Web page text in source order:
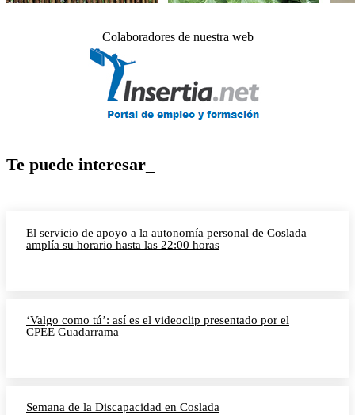
Colaboradores de nuestra web
Te puede interesar_
El servicio de apoyo a la autonomía personal de Coslada
amplía su horario hasta las 22:00 horas
‘Valgo como tú’: así es el videoclip presentado por el
CPEE Guadarrama
Semana de la Discapacidad en Coslada